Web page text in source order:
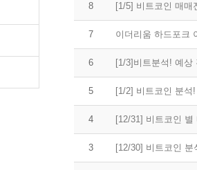
8
7 이더리움 하드포크
6 [1/3]비트분석! 예상
5 [1/2] 비트코인 분석
4 [12/31] 비트코인
3 [12/30] 비트코인